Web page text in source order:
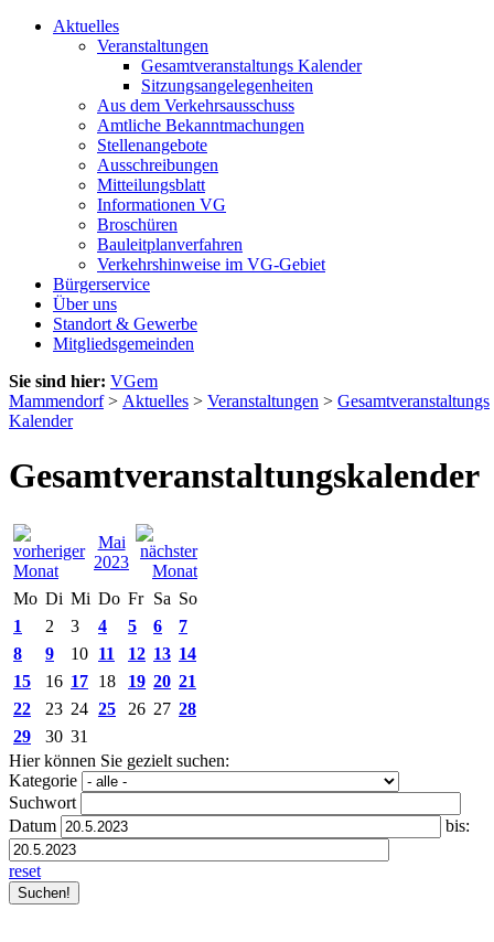
Aktuelles
Veranstaltungen
Gesamtveranstaltungs Kalender
Sitzungsangelegenheiten
Aus dem Verkehrsausschuss
Amtliche Bekanntmachungen
Stellenangebote
Ausschreibungen
Mitteilungsblatt
Informationen VG
Broschüren
Bauleitplanverfahren
Verkehrshinweise im VG-Gebiet
Bürgerservice
Über uns
Standort & Gewerbe
Mitgliedsgemeinden
Sie sind hier: VGem
Mammendorf> Aktuelles > Veranstaltungen > Gesamtveranstaltungs
Kalender
Gesamtveranstaltungskalender
Mai
2023
Mo Di Mi Do Fr Sa So
1
2 3 4 5 6
7
8
9 10 11 12 13 14
15
16 17 18 19 20 21
22
23 24 25 26 27 28
29
30 31
Hier können Sie gezielt suchen:
Kategorie
Suchwort
Datum
bis:
reset